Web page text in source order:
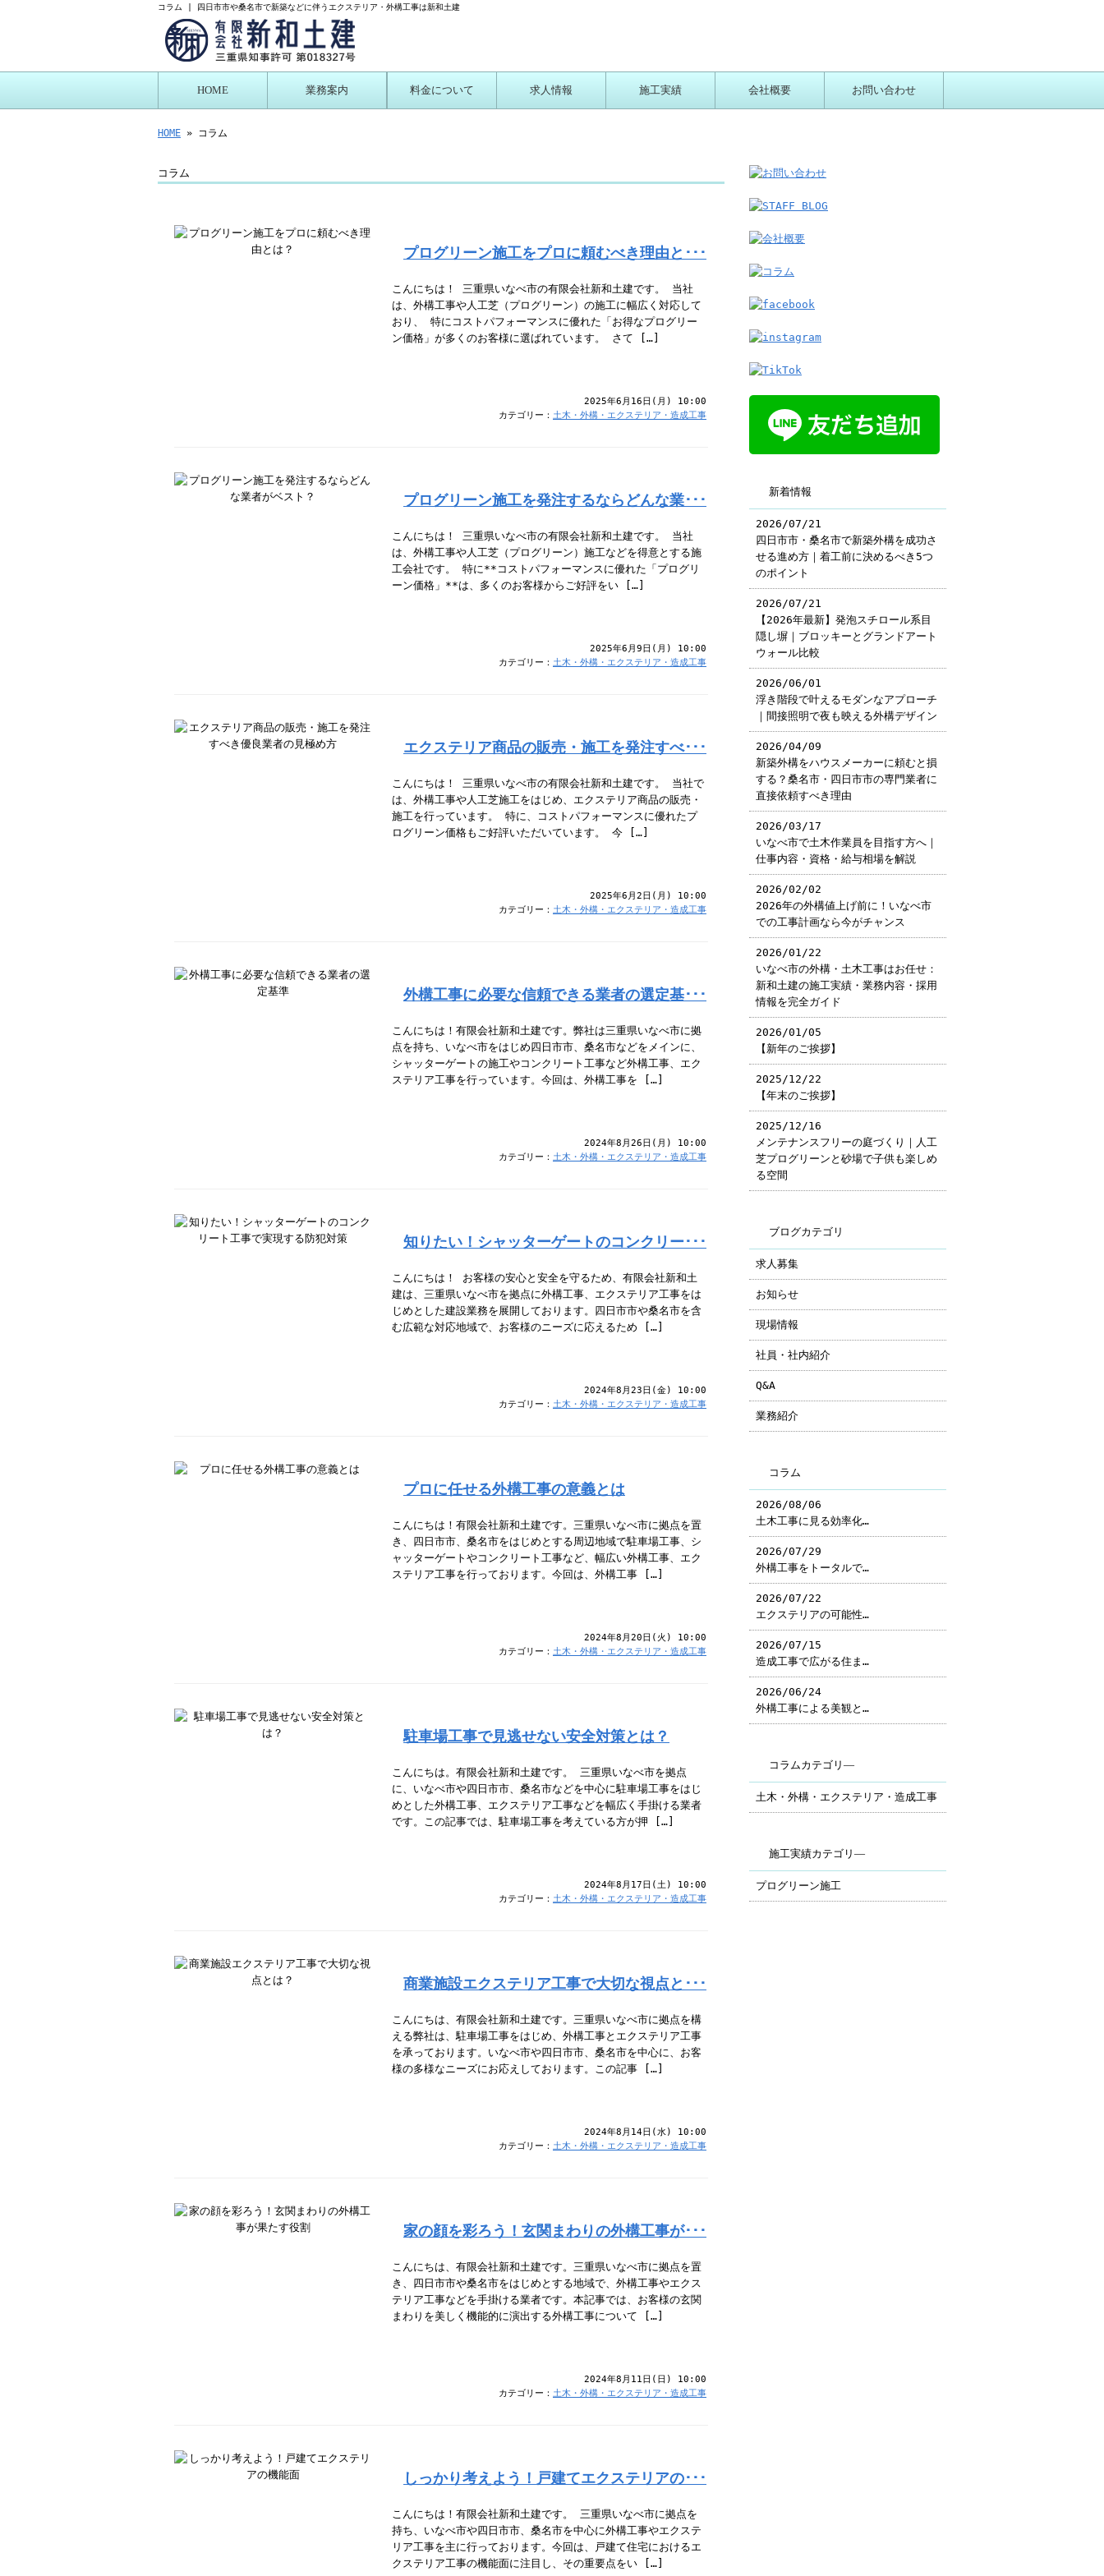
コラム | 四日市市や桑名市で新築などに伴うエクステリア・外構工事は新和土建
HOME 業務案内 料金について 求人情報 施工実績 会社概要 お問い合わせ
HOME » コラム
コラム
プログリーン施工をプロに頼むべき理由と･･･
こんにちは！ 三重県いなべ市の有限会社新和土建です。 当社
は、外構工事や人工芝（プログリーン）の施工に幅広く対応して
おり、 特にコストパフォーマンスに優れた「お得なプログリー
ン価格」が多くのお客様に選ばれています。 さて […]
2025年6月16日(月) 10:00
カテゴリー： 土木・外構・エクステリア・造成工事
プログリーン施工を発注するならどんな業･･･
こんにちは！ 三重県いなべ市の有限会社新和土建です。 当社
は、外構工事や人工芝（プログリーン）施工などを得意とする施
工会社です。 特に**コストパフォーマンスに優れた「プログリ
ーン価格」**は、多くのお客様からご好評をい […]
2025年6月9日(月) 10:00
カテゴリー： 土木・外構・エクステリア・造成工事
エクステリア商品の販売・施工を発注すべ･･･
こんにちは！ 三重県いなべ市の有限会社新和土建です。 当社で
は、外構工事や人工芝施工をはじめ、エクステリア商品の販売・
施工を行っています。 特に、コストパフォーマンスに優れたプ
ログリーン価格もご好評いただいています。 今 […]
2025年6月2日(月) 10:00
カテゴリー： 土木・外構・エクステリア・造成工事
外構工事に必要な信頼できる業者の選定基･･･
こんにちは！有限会社新和土建です。弊社は三重県いなべ市に拠
点を持ち、いなべ市をはじめ四日市市、桑名市などをメインに、
シャッターゲートの施工やコンクリート工事など外構工事、エク
ステリア工事を行っています。今回は、外構工事を […]
2024年8月26日(月) 10:00
カテゴリー： 土木・外構・エクステリア・造成工事
知りたい！シャッターゲートのコンクリー･･･
こんにちは！ お客様の安心と安全を守るため、有限会社新和土
建は、三重県いなべ市を拠点に外構工事、エクステリア工事をは
じめとした建設業務を展開しております。四日市市や桑名市を含
む広範な対応地域で、お客様のニーズに応えるため […]
2024年8月23日(金) 10:00
カテゴリー： 土木・外構・エクステリア・造成工事
プロに任せる外構工事の意義とは
こんにちは！有限会社新和土建です。三重県いなべ市に拠点を置
き、四日市市、桑名市をはじめとする周辺地域で駐車場工事、シ
ャッターゲートやコンクリート工事など、幅広い外構工事、エク
ステリア工事を行っております。今回は、外構工事 […]
2024年8月20日(火) 10:00
カテゴリー： 土木・外構・エクステリア・造成工事
駐車場工事で見逃せない安全対策とは？
こんにちは。有限会社新和土建です。 三重県いなべ市を拠点
に、いなべ市や四日市市、桑名市などを中心に駐車場工事をはじ
めとした外構工事、エクステリア工事などを幅広く手掛ける業者
です。この記事では、駐車場工事を考えている方が押 […]
2024年8月17日(土) 10:00
カテゴリー： 土木・外構・エクステリア・造成工事
商業施設エクステリア工事で大切な視点と･･･
こんにちは、有限会社新和土建です。三重県いなべ市に拠点を構
える弊社は、駐車場工事をはじめ、外構工事とエクステリア工事
を承っております。いなべ市や四日市市、桑名市を中心に、お客
様の多様なニーズにお応えしております。この記事 […]
2024年8月14日(水) 10:00
カテゴリー： 土木・外構・エクステリア・造成工事
家の顔を彩ろう！玄関まわりの外構工事が･･･
こんにちは、有限会社新和土建です。三重県いなべ市に拠点を置
き、四日市市や桑名市をはじめとする地域で、外構工事やエクス
テリア工事などを手掛ける業者です。本記事では、お客様の玄関
まわりを美しく機能的に演出する外構工事について […]
2024年8月11日(日) 10:00
カテゴリー： 土木・外構・エクステリア・造成工事
しっかり考えよう！戸建てエクステリアの･･･
こんにちは！有限会社新和土建です。 三重県いなべ市に拠点を
持ち、いなべ市や四日市市、桑名市を中心に外構工事やエクステ
リア工事を主に行っております。今回は、戸建て住宅におけるエ
クステリア工事の機能面に注目し、その重要点をい […]
新着情報
2026/07/21
四日市市・桑名市で新築外構を成功さ
せる進め方｜着工前に決めるべき5つ
のポイント
2026/07/21
【2026年最新】発泡スチロール系目
隠し塀｜ブロッキーとグランドアート
ウォール比較
2026/06/01
浮き階段で叶えるモダンなアプローチ
｜間接照明で夜も映える外構デザイン
2026/04/09
新築外構をハウスメーカーに頼むと損
する？桑名市・四日市市の専門業者に
直接依頼すべき理由
2026/03/17
いなべ市で土木作業員を目指す方へ｜
仕事内容・資格・給与相場を解説
2026/02/02
2026年の外構値上げ前に！いなべ市
での工事計画なら今がチャンス
2026/01/22
いなべ市の外構・土木工事はお任せ：
新和土建の施工実績・業務内容・採用
情報を完全ガイド
2026/01/05
【新年のご挨拶】
2025/12/22
【年末のご挨拶】
2025/12/16
メンテナンスフリーの庭づくり｜人工
芝プログリーンと砂場で子供も楽しめ
る空間
ブログカテゴリ
求人募集
お知らせ
現場情報
社員・社内紹介
Q&A
業務紹介
コラム
2026/08/06
土木工事に見る効率化…
2026/07/29
外構工事をトータルで…
2026/07/22
エクステリアの可能性…
2026/07/15
造成工事で広がる住ま…
2026/06/24
外構工事による美観と…
コラムカテゴリ―
土木・外構・エクステリア・造成工事
施工実績カテゴリ―
プログリーン施工